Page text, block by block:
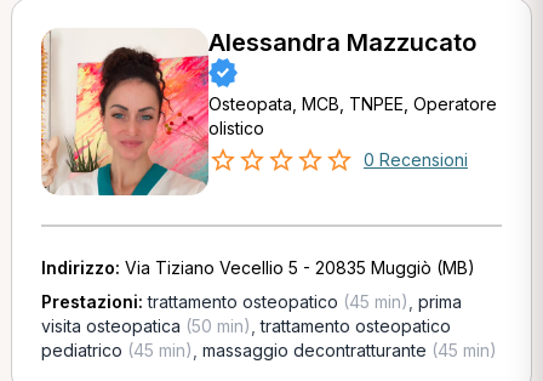
Alessandra Mazzucato
Osteopata, MCB, TNPEE, Operatore
olistico
0 Recensioni
Indirizzo: Via Tiziano Vecellio 5 - 20835 Muggiò (MB)
Prestazioni:trattamento osteopatico (45 min) prima
visita osteopatica (50 min) ,trattamento osteopatico
pediatrico (45 min) massaggio decontratturante (45 min)